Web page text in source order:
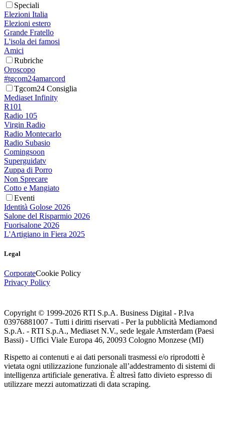
Speciali
Elezioni Italia
Elezioni estero
Grande Fratello
L'isola dei famosi
Amici
Rubriche
Oroscopo
#tgcom24amarcord
Tgcom24 Consiglia
Mediaset Infinity
R101
Radio 105
Virgin Radio
Radio Montecarlo
Radio Subasio
Comingsoon
Superguidatv
Zuppa di Porro
Non Sprecare
Cotto e Mangiato
Eventi
Identità Golose 2026
Salone del Risparmio 2026
Fuorisalone 2026
L'Artigiano in Fiera 2025
Legal
CorporateCookie Policy
Privacy Policy
Copyright © 1999-2026 RTI S.p.A. Business Digital - P.Iva
03976881007 - Tutti i diritti riservati - Per la pubblicità Mediamond
S.p.A. - RTI S.p.A., Mediaset N.V., sede legale Amsterdam (Paesi
Bassi) - Uffici Viale Europa 46, 20093 Cologno Monzese (MI)
Rispetto ai contenuti e ai dati personali trasmessi e/o riprodotti è
vietata ogni utilizzazione funzionale all’addestramento di sistemi di
intelligenza artificiale generativa. È altresì fatto divieto espresso di
utilizzare mezzi automatizzati di data scraping.